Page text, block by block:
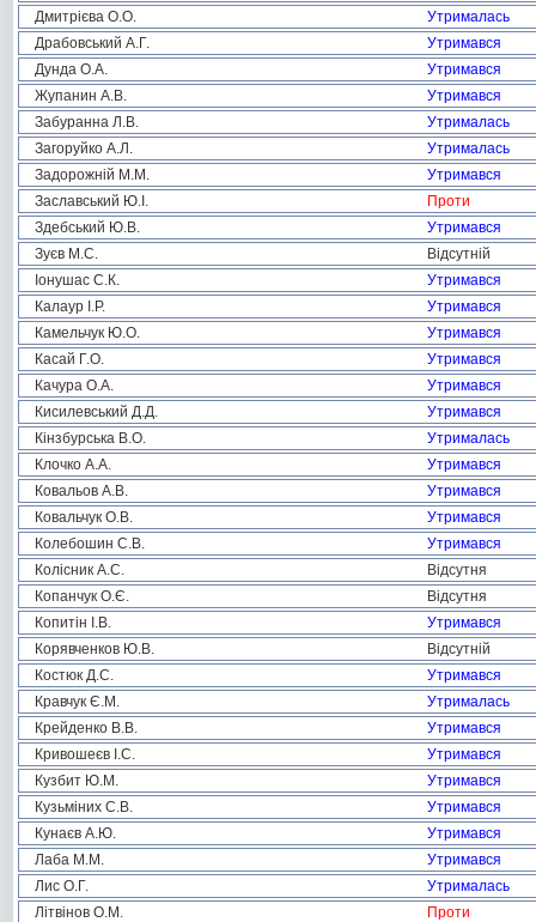
Дмитрієва О.О.
Утрималась
Драбовський А.Г.
Утримався
Дунда О.А.
Утримався
Жупанин А.В.
Утримався
Забуранна Л.В.
Утрималась
Загоруйко А.Л.
Утрималась
Задорожній М.М.
Утримався
Заславський Ю.І.
Проти
Здебський Ю.В.
Утримався
Зуєв М.С.
Відсутній
Іонушас С.К.
Утримався
Калаур І.Р.
Утримався
Камельчук Ю.О.
Утримався
Касай Г.О.
Утримався
Качура О.А.
Утримався
Кисилевський Д.Д.
Утримався
Кінзбурська В.О.
Утрималась
Клочко А.А.
Утримався
Ковальов А.В.
Утримався
Ковальчук О.В.
Утримався
Колебошин С.В.
Утримався
Колісник А.С.
Відсутня
Копанчук О.Є.
Відсутня
Копитін І.В.
Утримався
Корявченков Ю.В.
Відсутній
Костюк Д.С.
Утримався
Кравчук Є.М.
Утрималась
Крейденко В.В.
Утримався
Кривошеєв І.С.
Утримався
Кузбит Ю.М.
Утримався
Кузьміних С.В.
Утримався
Кунаєв А.Ю.
Утримався
Лаба М.М.
Утримався
Лис О.Г.
Утрималась
Літвінов О.М.
Проти